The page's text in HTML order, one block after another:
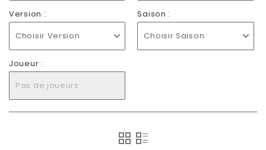
Version :
Choisir Version
Saison :
Choisir Saison
Joueur :
Pas de joueurs